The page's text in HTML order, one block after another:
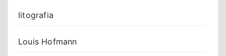
litografia
Louis Hofmann